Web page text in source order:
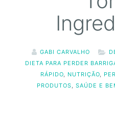
GABI CARVALHO
DIETA PARA PERDER
RÁPIDO
NUTRIÇÃO
PRODUTOS
SAÚDE E